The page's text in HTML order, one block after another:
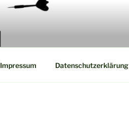
Impressum Datenschutzerklärung